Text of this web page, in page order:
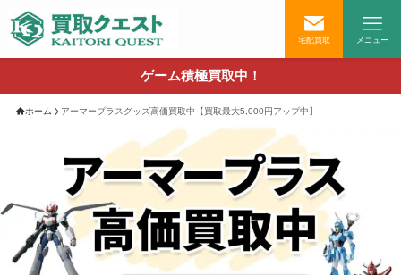
宅配買取 メニュー
ゲーム積極買取中！
ホーム アーマープラスグッズ高価買取中【買取最大5,000円アップ中】